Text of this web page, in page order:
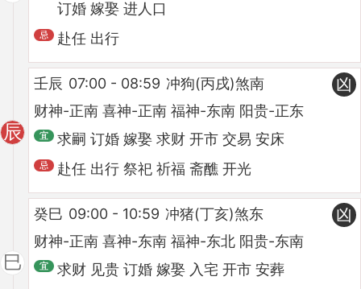
订婚 嫁娶 进人口
赴任 出行
辰
壬辰 07:00 - 08:59 冲狗(丙戌)煞南
财神-正南 喜神-正南 福神-东南 阳贵-正东
求嗣 订婚 嫁娶 求财 开市 交易 安床
赴任 出行 祭祀 祈福 斋醮 开光
凶
巳
癸巳 09:00 - 10:59 冲猪(丁亥)煞东
财神-正南 喜神-东南 福神-东北 阳贵-东南
求财 见贵 订婚 嫁娶 入宅 开市 安葬
凶